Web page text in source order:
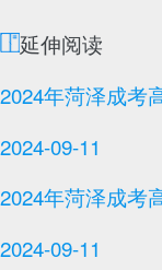
延伸阅读
2024年菏泽成考
2024-09-11
2024年菏泽成考
2024-09-11